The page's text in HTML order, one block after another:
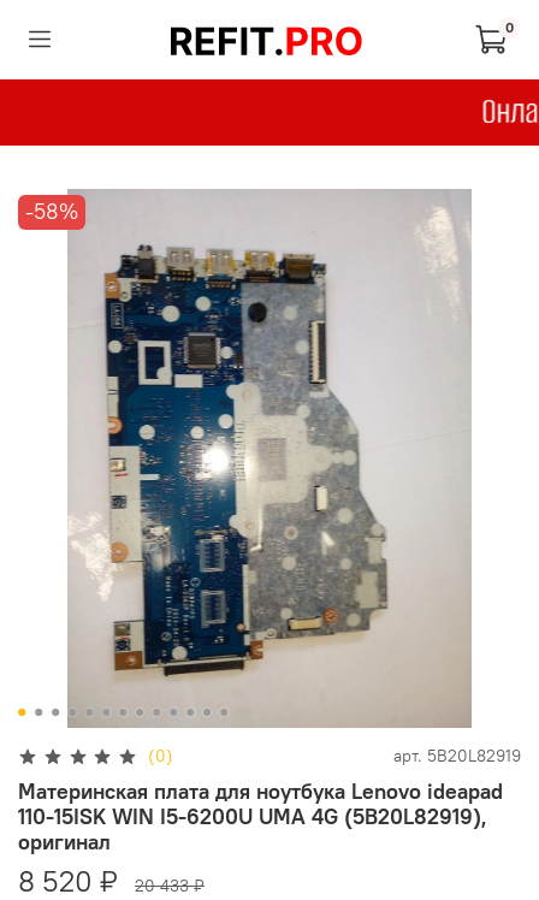
0
-58%
(0) арт. 5B20L82919
Материнская плата для ноутбука Lenovo ideapad
110-15ISK WIN I5-6200U UMA 4G (5B20L82919),
оригинал
8 520 ₽ 20 433 ₽